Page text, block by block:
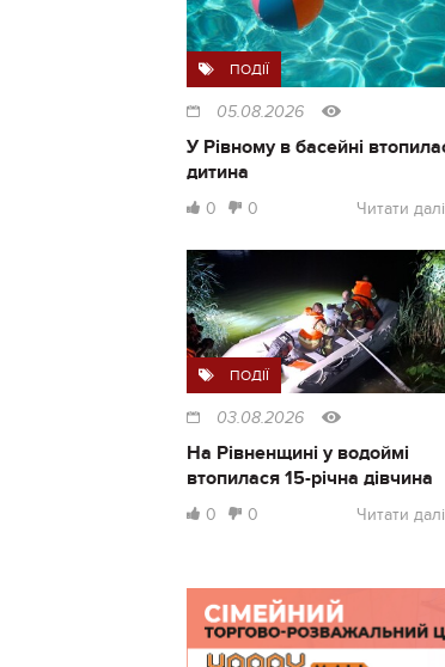
ПОДІЇ
05.08.2026
У Рівному в басейні
дитина
0 0 Читати далі
ПОДІЇ
03.08.2026
На Рівненщині у водоймі
втопилася 15-річна дівчина
0 0 Читати далі